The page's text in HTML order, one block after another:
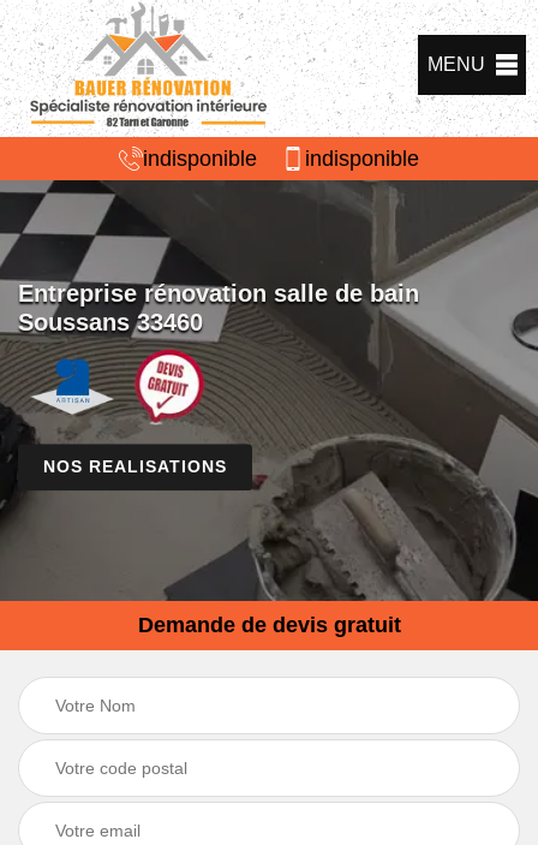
MENU
indisponible indisponible
Entreprise rénovation salle de bain
Soussans 33460
NOS REALISATIONS
Demande de devis gratuit